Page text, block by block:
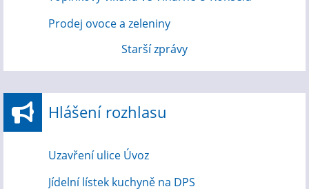
Prodej ovoce a zeleniny
Starší zprávy
Hlášení rozhlasu
Uzavření ulice Úvoz
Jídelní lístek kuchyně na DPS